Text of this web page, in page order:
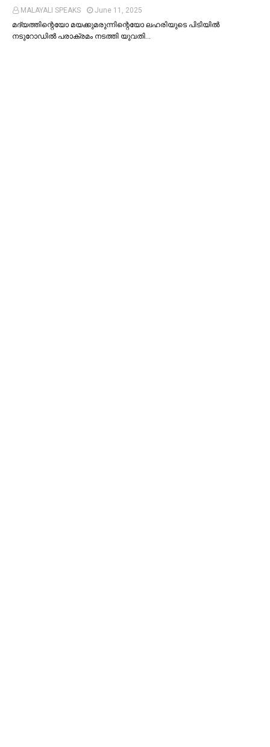
MALAYALI SPEAKS
June 11, 2025
മദ്യത്തിന്റെയോ മയക്കുമരുന്നിന്റെയോ ലഹരിയുടെ പിടിയില്‍
നടുറോഡില്‍ പരാക്രമം നടത്തി യുവതി…